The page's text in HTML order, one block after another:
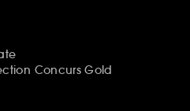
Concurs Gold